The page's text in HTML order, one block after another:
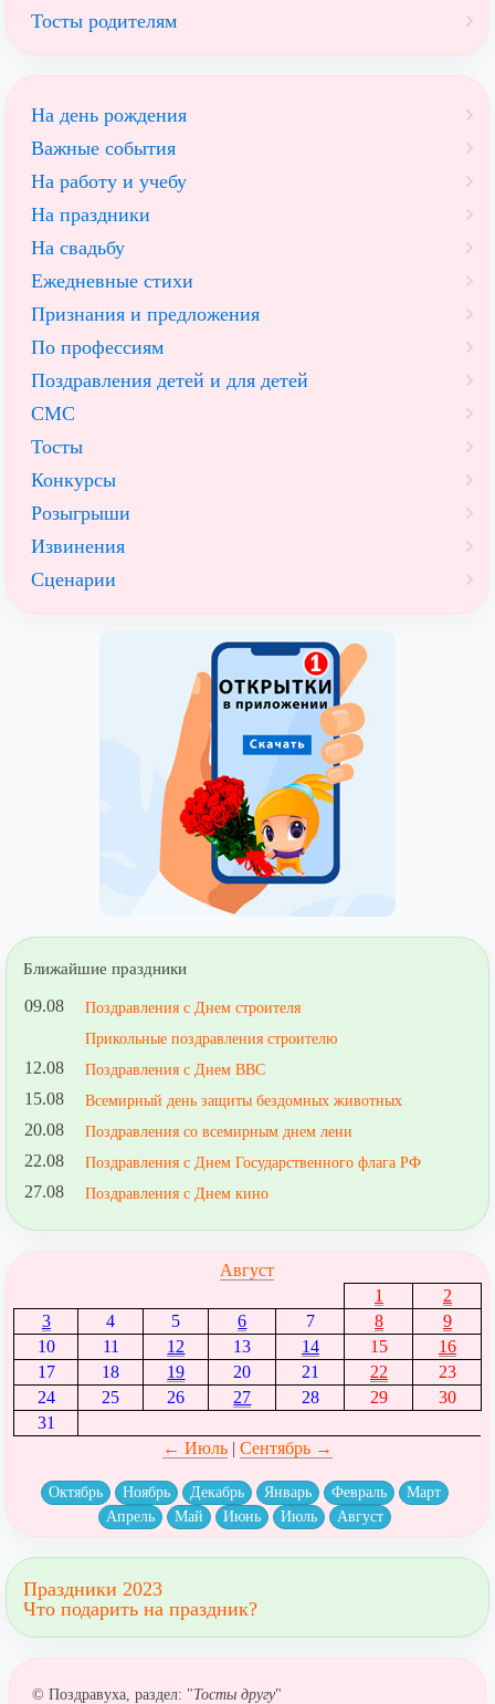
Тосты родителям
На день рождения
Важные события
На работу и учебу
На праздники
На свадьбу
Ежедневные стихи
Признания и предложения
По профессиям
Поздравления детей и для детей
СМС
Тосты
Конкурсы
Розыгрыши
Извинения
Сценарии
Ближайшие праздники
09.08
Поздравления с Днем строителя
Прикольные поздравления строителю
12.08 Поздравления с Днем ВВС
15.08 Всемирный день защиты бездомных животных
20.08 Поздравления со всемирным днем лени
22.08 Поздравления с Днем Государственного флага РФ
27.08 Поздравления с Днем кино
Август
1
2
3
4 5 6 7 8
9
10
11 12 13 14 15
16
17
18 19 20 21 22
23
24
25 26 27 28 29
30
31
← Июль| Сентябрь →
Октябрь Ноябрь Декабрь Январь Февраль
Март
Апрель
Май Июнь Июль Август
Праздники 2023
Что подарить на праздник?
© Поздравуха, раздел: "Тосты другу"